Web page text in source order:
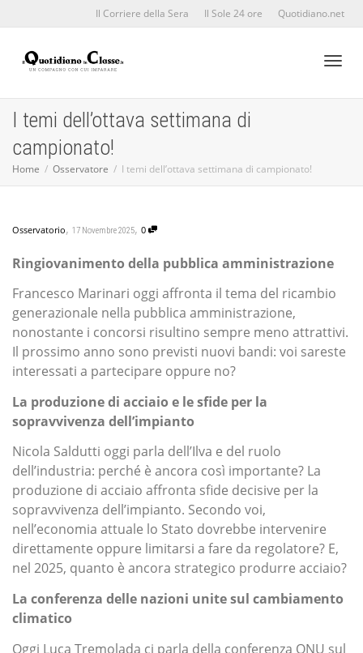
Il Corriere della Sera Il Sole 24 ore Quotidiano.net
I temi dell’ottava settimana di
campionato!
Home Osservatore I temi dell’ottava settimana di campionato!
Osservatorio, 17 Novembre 2025, 0
Ringiovanimento della pubblica amministrazione
Francesco Marinari oggi affronta il tema del ricambio
generazionale nella pubblica amministrazione,
nonostante i concorsi risultino sempre meno attrattivi.
Il prossimo anno sono previsti nuovi bandi: voi sareste
interessati a partecipare oppure no?
La produzione di acciaio e le sfide per la
sopravvivenza dell’impianto
Nicola Saldutti oggi parla dell’Ilva e del ruolo
dell’industria: perché è ancora così importante? La
produzione di acciaio affronta sfide decisive per la
sopravvivenza dell’impianto. Secondo voi,
nell’economia attuale lo Stato dovrebbe intervenire
direttamente oppure limitarsi a fare da regolatore? E,
nel 2025, quanto è ancora strategico produrre acciaio?
La conferenza delle nazioni unite sul cambiamento
climatico
Oggi Luca Tremolada ci parla della conferenza ONU sul